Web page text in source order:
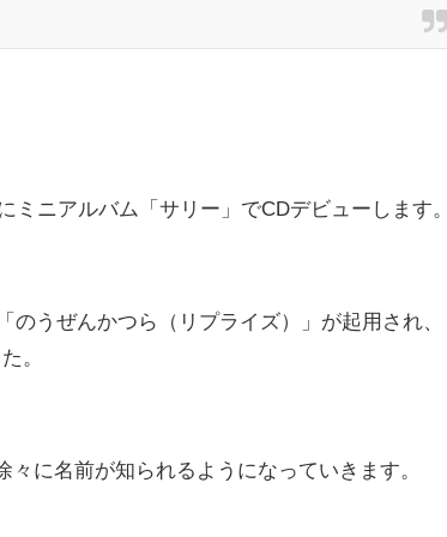
ミニアルバム「サリー」でCDデビューします
うぜんかつら（リプライズ）」が起用され、
。
に名前が知られるようになっていきます。